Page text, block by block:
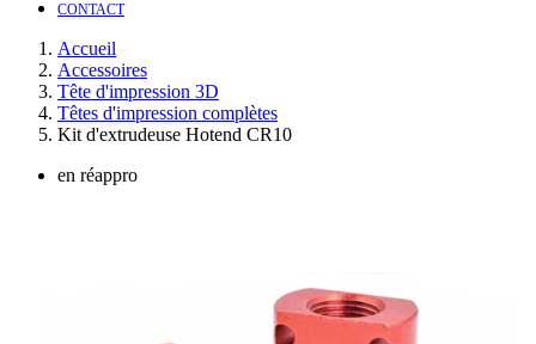
CONTACT
Accueil
Accessoires
Tête d'impression 3D
Têtes d'impression complètes
Kit d'extrudeuse Hotend CR10
en réappro